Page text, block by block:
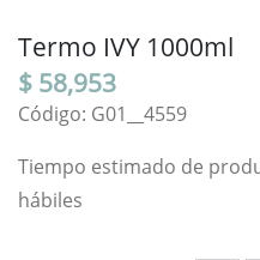
Termo IVY 1000ml
$ 58,953
Código: G01__4559
Tiempo estimado de
hábiles